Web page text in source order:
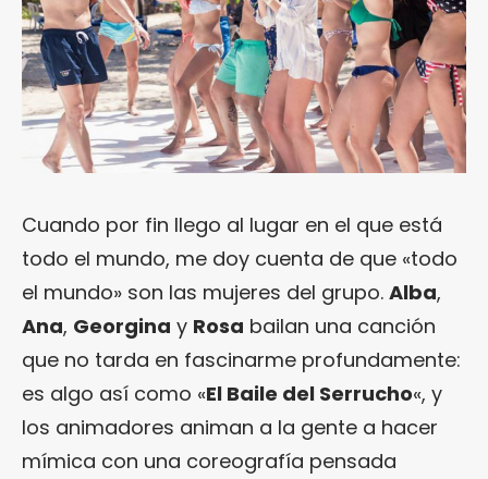
Cuando por fin llego al lugar en el que está
todo el mundo, me doy cuenta de que «todo
el mundo» son las mujeres del grupo. Alba,
Ana, Georgina y Rosa bailan una canción
que no tarda en fascinarme profundamente:
es algo así como «El Baile del Serrucho«, y
los animadores animan a la gente a hacer
mímica con una coreografía pensada